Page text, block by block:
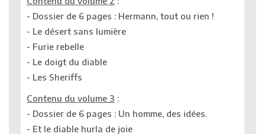
- Dossier de 6 pages : Hermann, tout ou rien !
- Le désert sans lumière
- Furie rebelle
- Le doigt du diable
- Les Sheriffs
Contenu du volume 3 :
- Dossier de 6 pages : Un homme, des idées.
- Et le diable hurla de joie